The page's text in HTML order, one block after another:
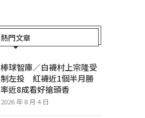
熱門文章
棒球智庫／白襪村上宗隆受
制左投 紅襪近1個半月勝
率近8成看好搶頭香
2026 年 8 月 4 日